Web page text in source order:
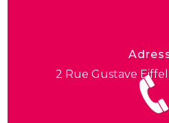
2 Rue Gustave